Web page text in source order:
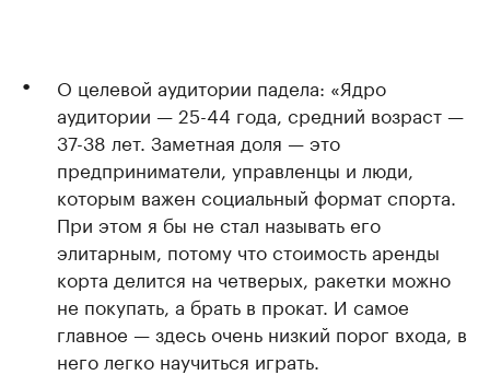
О целевой аудитории падела: «Ядро
аудитории — 25-44 года, средний возраст —
37-38 лет. Заметная доля — это
предприниматели, управленцы и люди,
которым важен социальный формат спорта.
При этом я бы не стал называть его
элитарным, потому что стоимость аренды
корта делится на четверых, ракетки можно
не покупать, а брать в прокат. И самое
главное — здесь очень низкий порог входа, в
него легко научиться играть.